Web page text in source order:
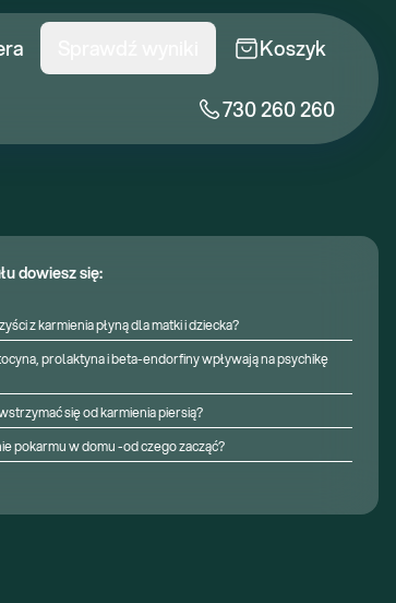
Koszyk
730 260 260
dowiesz się:
z karmienia płyną dla matki i dziecka?
prolaktyna i beta-endorfiny wpływają na psychikę
się od karmienia piersią?
pokarmu w domu -od czego zacząć?